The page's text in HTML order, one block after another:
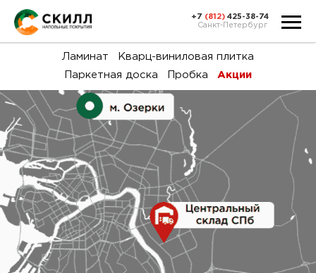
и
+7 (812) 425-38-74
Санкт-Петербург
Ламинат
Кварц-виниловая плитка
Паркетная доска
Пробка Акции